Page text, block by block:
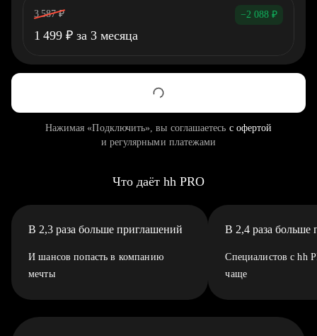
3 587 ₽ −2 088 ₽
1 499 ₽ за 3 месяца
Нажимая «Подключить», вы соглашаетесь с офертой
и регулярными платежами
Что даёт hh PRO
В 2,3 раза больше приглашений
И шансов попасть в компанию
мечты
В 2,4 раза больше
Специалистов с hh
чаще